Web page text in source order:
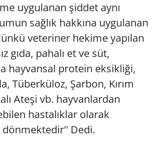
uygulanan şiddet aynı
sağlık hakkına uygulanan
veteriner hekime yapılan
gıda, pahalı et ve süt,
hayvansal protein eksikliği,
Tüberküloz, Şarbon, Kırım
Ateşi vb. hayvanlardan
hastalıklar olarak
dönmektedir'' Dedi.